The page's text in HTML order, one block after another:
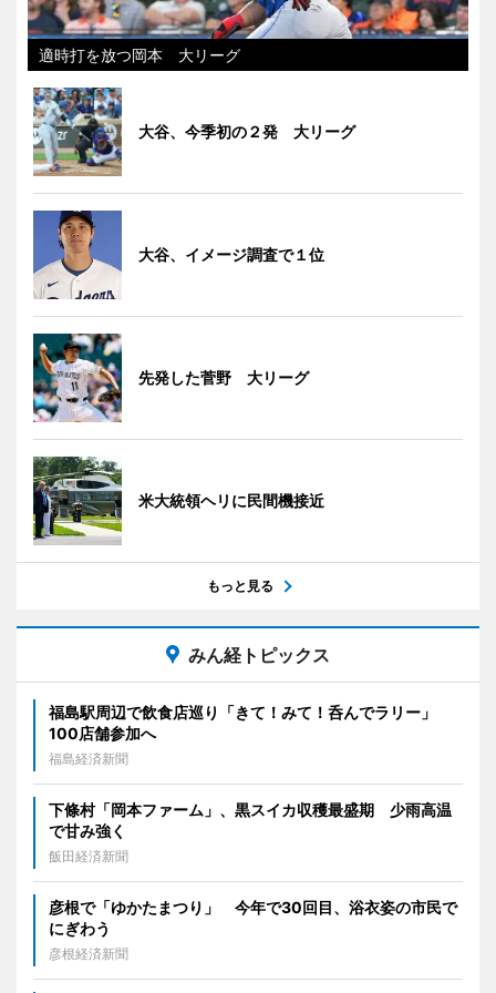
適時打を放つ岡本 大リーグ
大谷、今季初の２発 大リーグ
大谷、イメージ調査で１位
先発した菅野 大リーグ
米大統領ヘリに民間機接近
もっと見る
みん経トピックス
福島駅周辺で飲食店巡り「きて！みて！呑んでラリー」
100店舗参加へ
福島経済新聞
下條村「岡本ファーム」、黒スイカ収穫最盛期 少雨高温
で甘み強く
飯田経済新聞
彦根で「ゆかたまつり」 今年で30回目、浴衣姿の市民で
にぎわう
彦根経済新聞